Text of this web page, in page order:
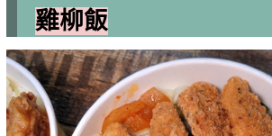
雞柳飯